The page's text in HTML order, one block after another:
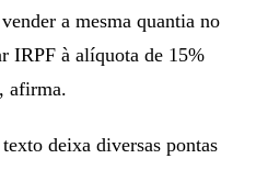
a mesma quantia no
IRPF à alíquota de 15%
afirma.
deixa diversas pontas